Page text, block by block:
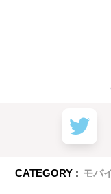
CATEGORY : モバ